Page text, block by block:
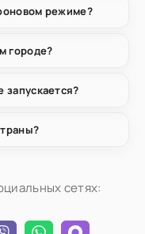
режиме?
городе?
запускается?
сетях: